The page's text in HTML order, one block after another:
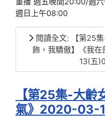
週日上午08:00
閱讀全文: 【第25
飾，我驕傲】《我
13(五
【第25集-大齡
氣》2020-03-